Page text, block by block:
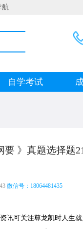
航
自学考试
要 》真题选择题
微信号：18064481435
讯可关注尊龙凯时人生